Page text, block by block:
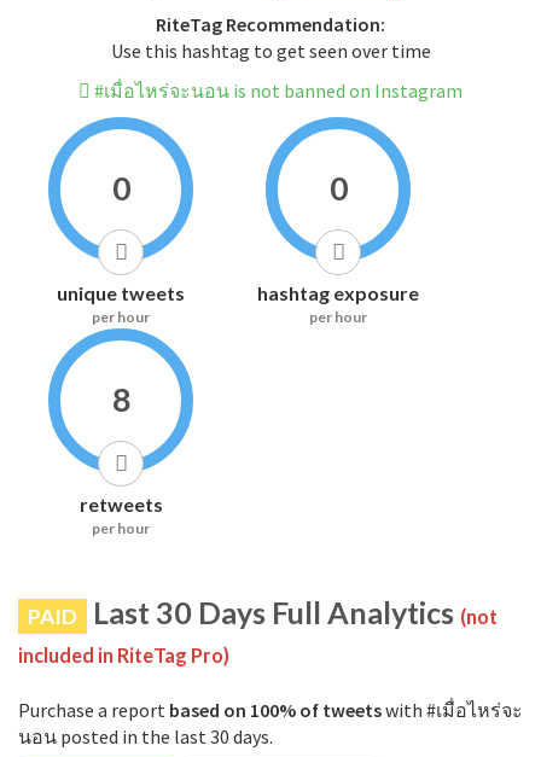
RiteTag Recommendation:
Use this hashtag to get seen over time
#เมื่อไหร่จะนอน is not banned on Instagram
0
unique tweets
per hour
0
hashtag exposure
per hour
8
retweets
per hour
PAID Last 30 Days Full Analytics (not
included in RiteTag Pro)
Purchase a report based on 100% of tweetswith #เมื่อไหร่จะ
นอน posted in the last 30 days.